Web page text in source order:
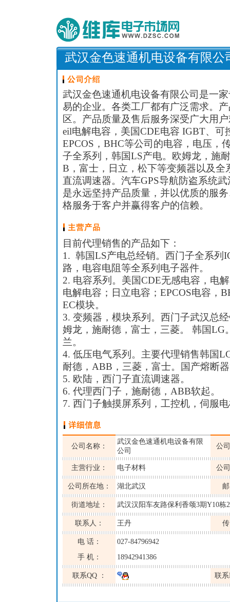
武汉金色速通机电设备有限公
武汉金色速通机电设备有限公司是一
易的企业。各类工厂都有广泛需求。
区。产品质量及售后服务深受广大用
eil电解电容，美国CDE电容 IGBT、可
EPCOS，BHC等公司的电容，电压，
子全系列，韩国LS产电。欧姆龙，施
B，富士，日立，松下等变频器以及全
直流调速器。汽车GPS导航防盗系统
是永远坚持产品质量，并以优质的服
格服务于客户并赢得客户的信赖。
目前代理销售的产品如下：
1. 韩国LS产电总经销。西门子全系列
路，电容电阻等全系列电子器件。
2. 电容系列。美国CDE无感电容，电
电解电容；日立电容；EPCOS电容，
EC模块。
3. 变频器，模块系列。西门子武汉总
姆龙，施耐德，富士，三菱。 韩国LG
兰。
4. 低压电气系列。主要代理销售韩国
耐德，ABB，三菱，富士。国产熔断
5. 欧陆，西门子直流调速器。
6. 代理西门子，施耐德，ABB软起。
7. 西门子触摸屏系列，工控机，伺服
公司名称：
武汉金色速通机电设备有限
公司
公
主营行业： 电子材料 公
公司所在地： 湖北武汉
街道地址： 武汉汉阳车友路保利香颂3期Y10栋
联系人： 王丹
电 话：
027-84796942
手 机：
18942941386
联系QQ ： 联